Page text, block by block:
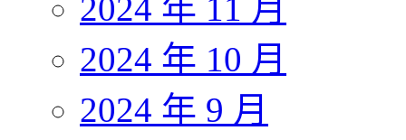
2024 年 11 月
2024 年 10 月
2024 年 9 月